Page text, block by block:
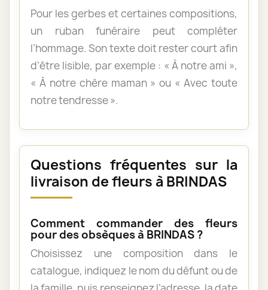
Pour les gerbes et certaines compositions,
un ruban funéraire peut compléter
l’hommage. Son texte doit rester court afin
d’être lisible, par exemple : « À notre ami »,
« À notre chère maman » ou « Avec toute
notre tendresse ».
Questions fréquentes sur la
livraison de fleurs à BRINDAS
Comment commander des fleurs
pour des obsèques à BRINDAS ?
Choisissez une composition dans le
catalogue, indiquez le nom du défunt ou de